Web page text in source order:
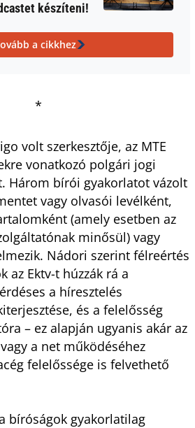
készíteni!
a cikkhez
*
volt szerkesztője, az MTE
vonatkozó polgári jogi
Három bírói gyakorlatot vázolt
vagy olvasói levélként,
(amely esetben az
minősül) vagy
Nádori szerint félreértés
az Ektv-t húzzák rá a
a híresztelés
és a felelősség
– ez alapján ugyanis akár az
a net működéséhez
felelőssége is felvethető
bíróságok gyakorlatilag